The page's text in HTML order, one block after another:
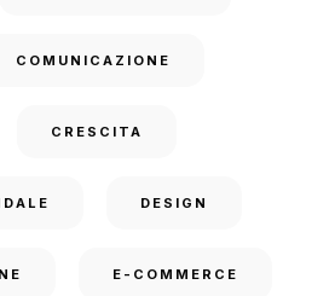
COMUNICAZIONE
CRESCITA
DESIGN
E-COMMERCE